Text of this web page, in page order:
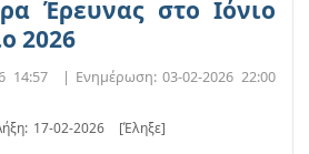
Έρευνας στο Ιόνιο
2026
14:57 | Ενημέρωση: 03-02-2026 22:00
17-02-2026 [Έληξε]